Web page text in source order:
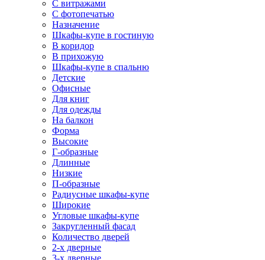
С витражами
С фотопечатью
Назначение
Шкафы-купе в гостиную
В коридор
В прихожую
Шкафы-купе в спальню
Детские
Офисные
Для книг
Для одежды
На балкон
Форма
Высокие
Г-образные
Длинные
Низкие
П-образные
Радиусные шкафы-купе
Широкие
Угловые шкафы-купе
Закругленный фасад
Количество дверей
2-х дверные
3-х дверные